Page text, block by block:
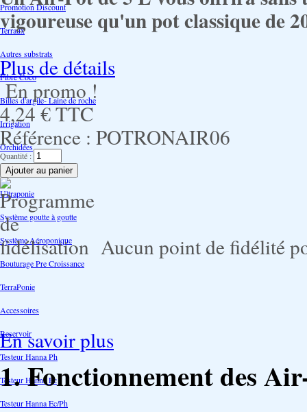
Promotion Discount
Terraux
Autres substrats
Fibre Coco
Billes d'argile- Laine de roche
Irrigation
Orchidées
Système NFT
Ultraponie
Système goutte à goutte
Système Aéroponique
Bouturage Pre Croissance
TerraPonie
Accessoires
Reservoir
Testeur Hanna Ph
Testeur Hanna Ec
Testeur Hanna Ec/Ph
vigoureuse qu'un pot classique de
Plus de détails
En promo !
4,24 €TTC
Référence : POTRONAIR06
Quantité :
Aucun point de fidélité
En savoir plus
1.Fonctionnement des